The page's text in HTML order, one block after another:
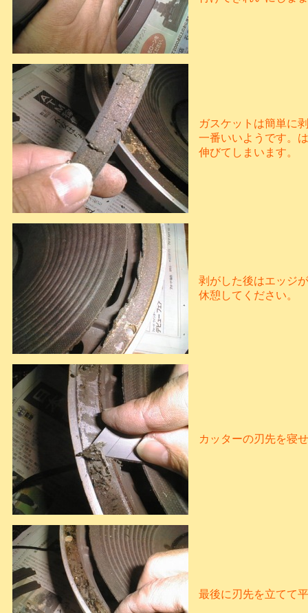
ガスケットは簡単に
一番いいようです。
伸びてしまいます。
剥がした後はエッジ
休憩してください。
カッターの刃先を寝
最後に刃先を立てて